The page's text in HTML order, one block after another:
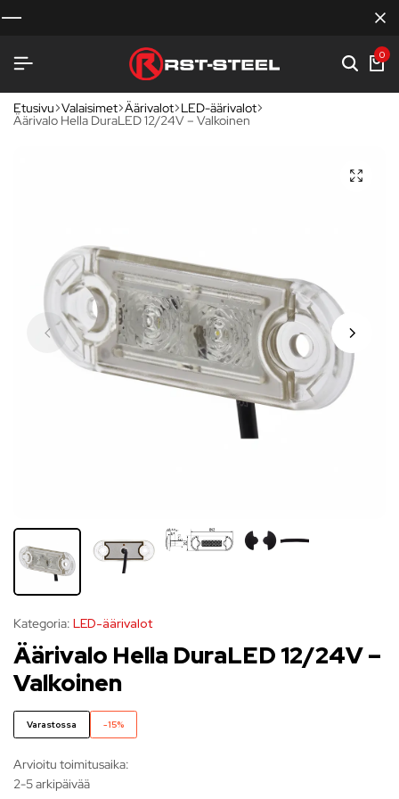
0
Etusivu Valaisimet Äärivalot LED-äärivalot
Äärivalo Hella DuraLED 12/24V – Valkoinen
Kategoria: LED-äärivalot
Äärivalo Hella DuraLED 12/24V –
Valkoinen
Varastossa -15%
Arvioitu toimitusaika:
2-5 arkipäivää